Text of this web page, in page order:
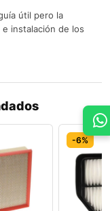
útil pero la
instalación de los
-6%